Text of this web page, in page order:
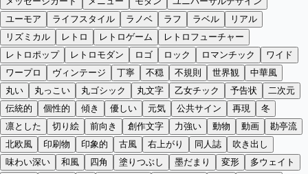
ユーモア
ライフスタイル ラノベ ラフ ラベル
リアル
リズミカル
レトロ レトロゲーム
レトロフューチャー
レトロポップ
レトロモダン ロゴ ロック ロマンチック
ワイド
ワープロ
ヴィンテージ 丁寧 不穏 不規則 世界観
中華風
丸い
丸っこい 丸ゴシック 丸文字 乙女チック 予告状
二次元
伝統的
個性的 傾き 優しい 元気 公共サイン 再現
冬
凛とした
切り絵 前向き 創作文字 力強い 動物 動画
勘亭流
北欧風
印刷物 印象的 古風 右上がり 同人誌
吹き出し
味わい深い
和風 四角 塗りつぶし 墨だまり 変形
多ウェイト